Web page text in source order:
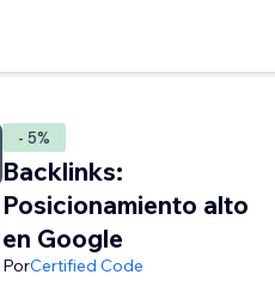
- 5%
Backlinks:
Posicionamiento alto
en Google
PorCertified Code